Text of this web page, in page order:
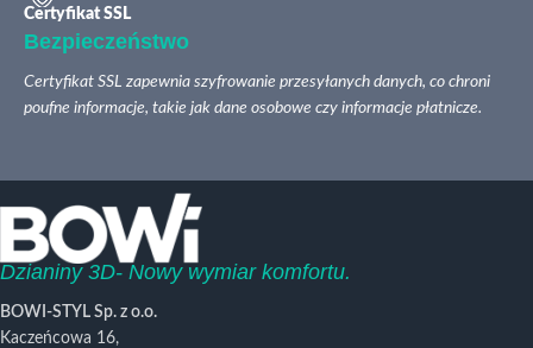
Certyfikat SSL
Bezpieczeństwo
Certyfikat SSL zapewnia szyfrowanie przesyłanych danych, co chroni
poufne informacje, takie jak dane osobowe czy informacje płatnicze.
Dzianiny 3D- Nowy wymiar komfortu.
BOWI-STYL Sp. z o.o.
Kaczeńcowa 16,